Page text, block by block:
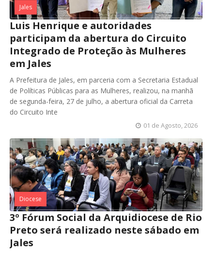
Jales
Luis Henrique e autoridades
participam da abertura do Circuito
Integrado de Proteção às Mulheres
em Jales
A Prefeitura de Jales, em parceria com a Secretaria Estadual
de Políticas Públicas para as Mulheres, realizou, na manhã
de segunda-feira, 27 de julho, a abertura oficial da Carreta
do Circuito Inte
01 de Agosto, 2026
Diocese
3º Fórum Social da Arquidiocese de Rio
Preto será realizado neste sábado em
Jales